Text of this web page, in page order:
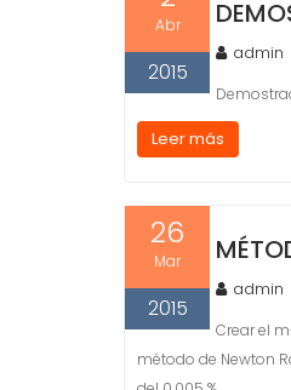
Abr
2015
admin
Leer más
26
Mar
2015
admin
Crear el
método de Newton